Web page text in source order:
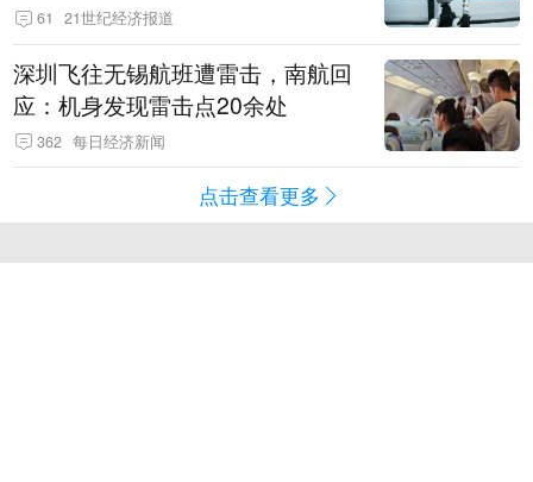
61 21世纪经济报道
深圳飞往无锡航班遭雷击，南航回
应：机身发现雷击点20余处
362 每日经济新闻
点击查看更多